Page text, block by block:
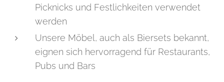
Picknicks und Festlichkeiten verwendet
werden
Unsere Möbel, auch als Biersets bekannt,
eignen sich hervorragend für Restaurants,
Pubs und Bars